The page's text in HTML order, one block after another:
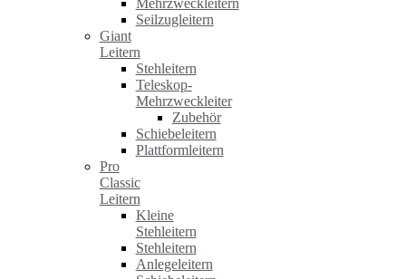
Mehrzweckleitern
Seilzugleitern
Giant
Leitern
Stehleitern
Teleskop-
Mehrzweckleiter
Zubehör
Schiebeleitern
Plattformleitern
Pro
Classic
Leitern
Kleine
Stehleitern
Stehleitern
Anlegeleitern